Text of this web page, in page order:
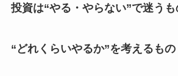
投資は“やる・やらない”で迷うも
“どれくらいやるか”を考えるもの